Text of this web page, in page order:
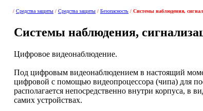
/ Средства защиты / Средства защиты / Безопасность / Системы наблюдения,
Системы наблюдения,
Цифровое видеонаблюдение.
Под цифровым видеонаблюдением в настоящий
цифровой с помощью видеопроцессора (чипа) для
располагается непосредственно внутри корпуса, в
самих устройствах.